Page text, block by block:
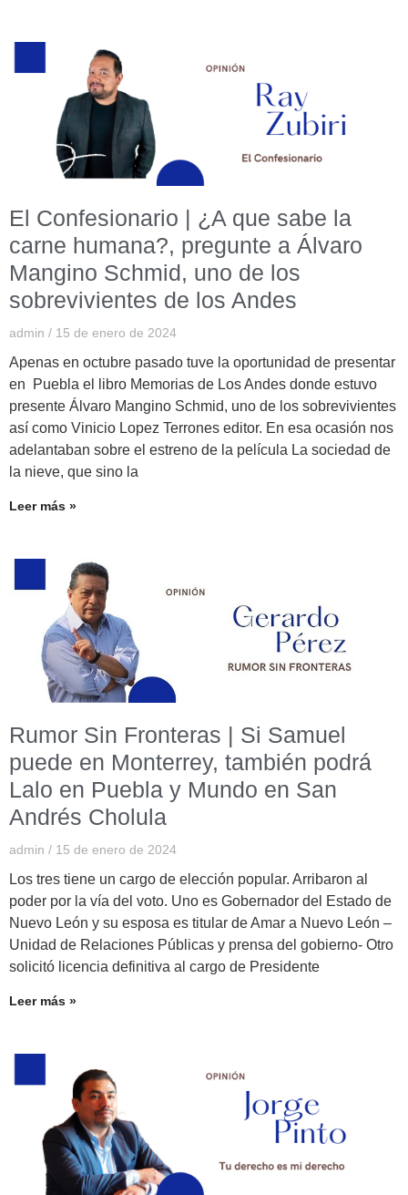
El Confesionario | ¿A que sabe la
carne humana?, pregunte a Álvaro
Mangino Schmid, uno de los
sobrevivientes de los Andes
admin 15 de enero de 2024
Apenas en octubre pasado tuve la oportunidad de presentar
en Puebla el libro Memorias de Los Andes donde estuvo
presente Álvaro Mangino Schmid, uno de los sobrevivientes
así como Vinicio Lopez Terrones editor. En esa ocasión nos
adelantaban sobre el estreno de la película La sociedad de
la nieve, que sino la
Leer más »
Rumor Sin Fronteras | Si Samuel
puede en Monterrey, también podrá
Lalo en Puebla y Mundo en San
Andrés Cholula
admin 15 de enero de 2024
Los tres tiene un cargo de elección popular. Arribaron al
poder por la vía del voto. Uno es Gobernador del Estado de
Nuevo León y su esposa es titular de Amar a Nuevo León –
Unidad de Relaciones Públicas y prensa del gobierno- Otro
solicitó licencia definitiva al cargo de Presidente
Leer más »